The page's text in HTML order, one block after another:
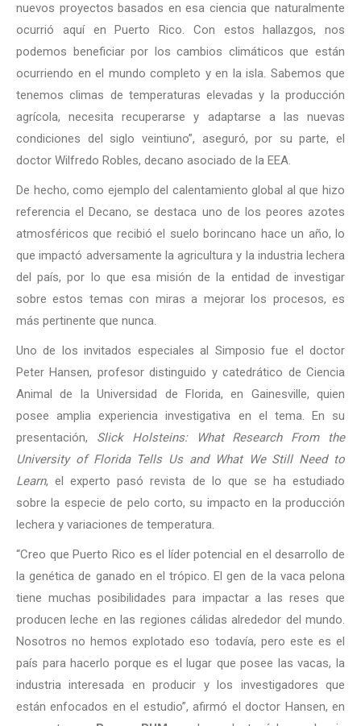
nuevos proyectos basados en esa ciencia que naturalmente
ocurrió aquí en Puerto Rico. Con estos hallazgos, nos
podemos beneficiar por los cambios climáticos que están
ocurriendo en el mundo completo y en la isla. Sabemos que
tenemos climas de temperaturas elevadas y la producción
agrícola, necesita recuperarse y adaptarse a las nuevas
condiciones del siglo veintiuno”, aseguró, por su parte, el
doctor Wilfredo Robles, decano asociado de la EEA.
De hecho, como ejemplo del calentamiento global al que hizo
referencia el Decano, se destaca uno de los peores azotes
atmosféricos que recibió el suelo borincano hace un año, lo
que impactó adversamente la agricultura y la industria lechera
del país, por lo que esa misión de la entidad de investigar
sobre estos temas con miras a mejorar los procesos, es
más pertinente que nunca.
Uno de los invitados especiales al Simposio fue el doctor
Peter Hansen, profesor distinguido y catedrático de Ciencia
Animal de la Universidad de Florida, en Gainesville, quien
posee amplia experiencia investigativa en el tema. En su
presentación, Slick Holsteins: What Research From the
University of Florida Tells Us and What We Still Need to
Learn, el experto pasó revista de lo que se ha estudiado
sobre la especie de pelo corto, su impacto en la producción
lechera y variaciones de temperatura.
“Creo que Puerto Rico es el líder potencial en el desarrollo de
la genética de ganado en el trópico. El gen de la vaca pelona
tiene muchas posibilidades para impactar a las reses que
producen leche en las regiones cálidas alrededor del mundo.
Nosotros no hemos explotado eso todavía, pero este es el
país para hacerlo porque es el lugar que posee las vacas, la
industria interesada en producir y los investigadores que
están enfocados en el estudio”, afirmó el doctor Hansen, en